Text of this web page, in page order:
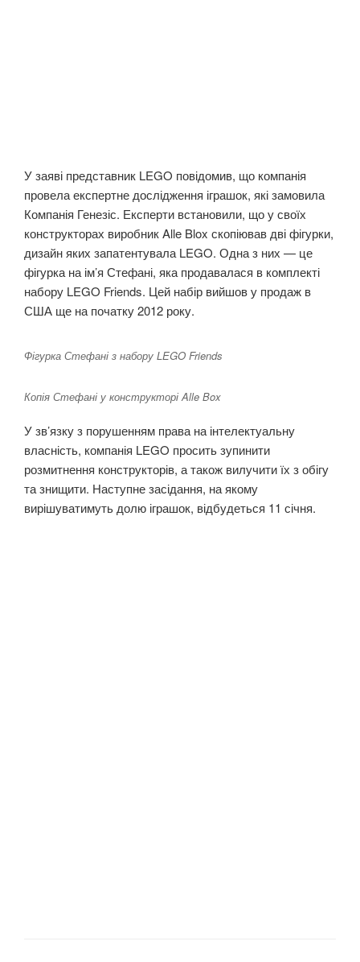
У заяві представник LEGO повідомив, що компанія
провела експертне дослідження іграшок, які замовила
Компанія Генезіс. Експерти встановили, що у своїх
конструкторах виробник Alle Blox скопіював дві фігурки,
дизайн яких запатентувала LEGO. Одна з них — це
фігурка на ім’я Стефані, яка продавалася в комплекті
набору LEGO Friends. Цей набір вийшов у продаж в
США ще на початку 2012 року.
Фігурка Стефані з набору LEGO Friends
Копія Стефані у конструкторі Alle Box
У зв’язку з порушенням права на інтелектуальну
власність, компанія LEGO просить зупинити
розмитнення конструкторів, а також вилучити їх з обігу
та знищити. Наступне засідання, на якому
вирішуватимуть долю іграшок, відбудеться 11 січня.